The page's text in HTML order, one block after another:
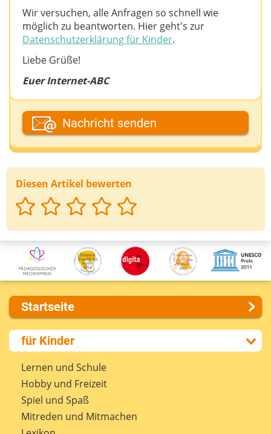
Diesen Artikel bewerten
Wir versuchen, alle Anfragen so schnell wie
möglich zu beantworten. Hier geht's zur
Datenschutzerklärung für Kinder.
Liebe Grüße!
Euer Internet-ABC
Dein Vor- oder Spitzname
Deine E-Mail-Adresse (wenn du eine Antwort
möchtest)
Deine Nachricht
Nachricht senden
Startseite
Über uns
Presse
Kontakt
Impressum
Internet-ABC Sitemap
Barrierefreiheit
für Kinder
Lernen und Schule
Hobby und Freizeit
Spiel und Spaß
Mitreden und Mitmachen